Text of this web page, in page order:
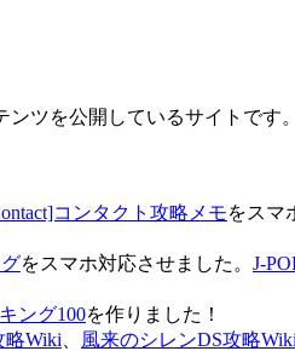
ツを公開しているサイトです。
コンタクト攻略メモをスマ
をスマホ対応させました。 J-
ング100を作りました！
略Wiki 風来のシレンDS攻略Wiki